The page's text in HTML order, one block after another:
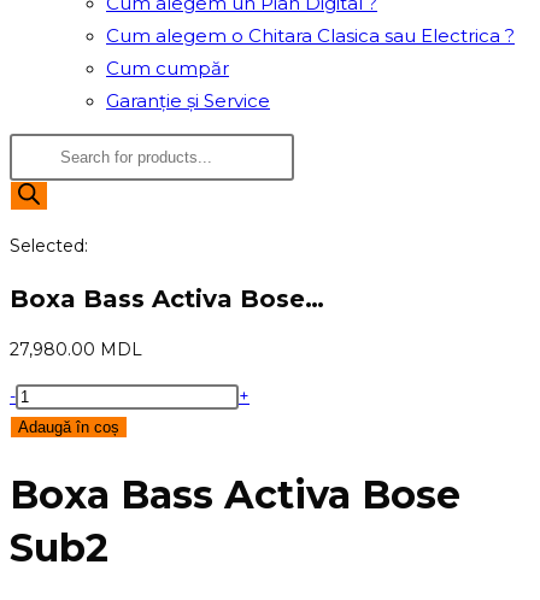
Cum alegem o Chitara Clasica sau Electrica ?
Cum cumpăr
Garanție și Service
Products
search
Selected:
Boxa Bass Activa Bose…
27,980.00 MDL
Cantitate
Boxa
Activa
Bose
Sub2
- +
Adaugă în coș
Boxa Bass Activa Bose
Sub2